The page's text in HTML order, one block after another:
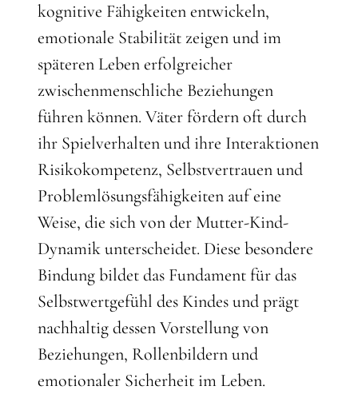
kognitive Fähigkeiten entwickeln,
emotionale Stabilität zeigen und im
späteren Leben erfolgreicher
zwischenmenschliche Beziehungen
führen können. Väter fördern oft durch
ihr Spielverhalten und ihre Interaktionen
Risikokompetenz, Selbstvertrauen und
Problemlösungsfähigkeiten auf eine
Weise, die sich von der Mutter-Kind-
Dynamik unterscheidet. Diese besondere
Bindung bildet das Fundament für das
Selbstwertgefühl des Kindes und prägt
nachhaltig dessen Vorstellung von
Beziehungen, Rollenbildern und
emotionaler Sicherheit im Leben.